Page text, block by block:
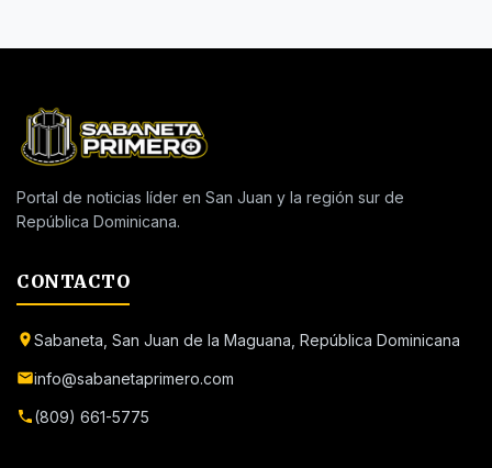
Portal de noticias líder en San Juan y la región sur de
República Dominicana.
CONTACTO
Sabaneta, San Juan de la Maguana, República Dominicana
info@sabanetaprimero.com
(809) 661-5775